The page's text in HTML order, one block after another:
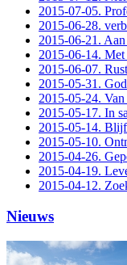
2015-07-05.
2015-06-28.
2015-06-21.
2015-06-14.
2015-06-07.
2015-05-31.
2015-05-24.
2015-05-17. In
2015-05-14.
2015-05-10.
2015-04-26.
2015-04-19.
2015-04-12.
Nieuws